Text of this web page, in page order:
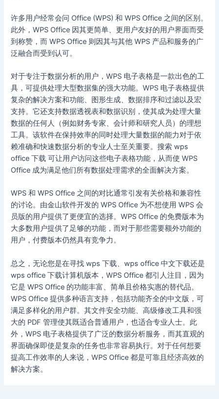
许多用户经常会问 Office (WPS) 和 WPS Office 之间的区别。
此外，WPS Office 因其更简单、更用户友好的用户界面而受
到称赞，而 WPS Office 则因其与其他 WPS 产品和服务的广
泛融合而受到认可。
对于专注于数据分析的用户，WPS 电子表格是一款出色的工
具，可提供处理大型数据集的强大功能。WPS 电子表格提供
复杂的解决方案和功能、图形生成、数据排序和过滤以及宏
支持。它还支持数据透视表和数据识别，使其成为处理大量
数据的任何人（例如财务专家、会计师和研究人员）的理想
工具。该软件在保持效率的同时处理大量数据的能力对于依
赖准确和快速数据分析的专业人士至关重要。搜索 wps
office 下载 可让用户访问这些电子表格功能，从而使 WPS
Office 成为满足他们所有数据处理需求的全面解决方案。
WPS 和 WPS Office 之间的对比通常引发有关价格和兼容性
的讨论。由金山软件开发的 WPS Office 为不想使用 WPS 会
员版的用户提供了更便宜的选择。WPS Office 的免费版本为
大多数用户提供了足够的功能，而对于那些需要额外功能的
用户，付费版本仍然具有竞争力。
总之，无论您是在寻找 wps 下载、wps office 中文下载还是
wps office 下载计算机版本，WPS Office 都引人注目，因为
它是 WPS Office 的功能丰富、简单且价格实惠的替代品。
WPS Office 提供多种语言支持，包括功能齐全的中文版，可
满足多样化的用户群。其文件安全功能、高级修改工具和强
大的 PDF 管理使其既适合普通用户，也适合专业人士。此
外，WPS 电子表格提供了广泛的数据分析服务，而其直观的
界面确保即使是复杂的任务也非常容易执行。对于任何想要
提高工作效率的人来说，WPS Office 都是可靠且经济高效的
解决方案。